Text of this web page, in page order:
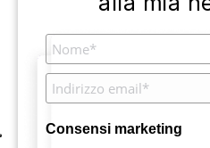
Consensi marketing